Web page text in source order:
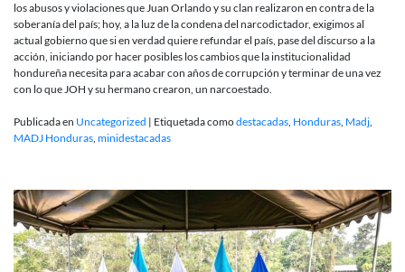
los abusos y violaciones que Juan Orlando y su clan realizaron en contra de la
soberanía del país; hoy, a la luz de la condena del narcodictador, exigimos al
actual gobierno que si en verdad quiere refundar el país, pase del discurso a la
acción, iniciando por hacer posibles los cambios que la institucionalidad
hondureña necesita para acabar con años de corrupción y terminar de una vez
con lo que JOH y su hermano crearon, un narcoestado.
Publicada en Uncategorized | Etiquetada comodestacadas, Honduras, Madj,
MADJ Honduras, minidestacadas